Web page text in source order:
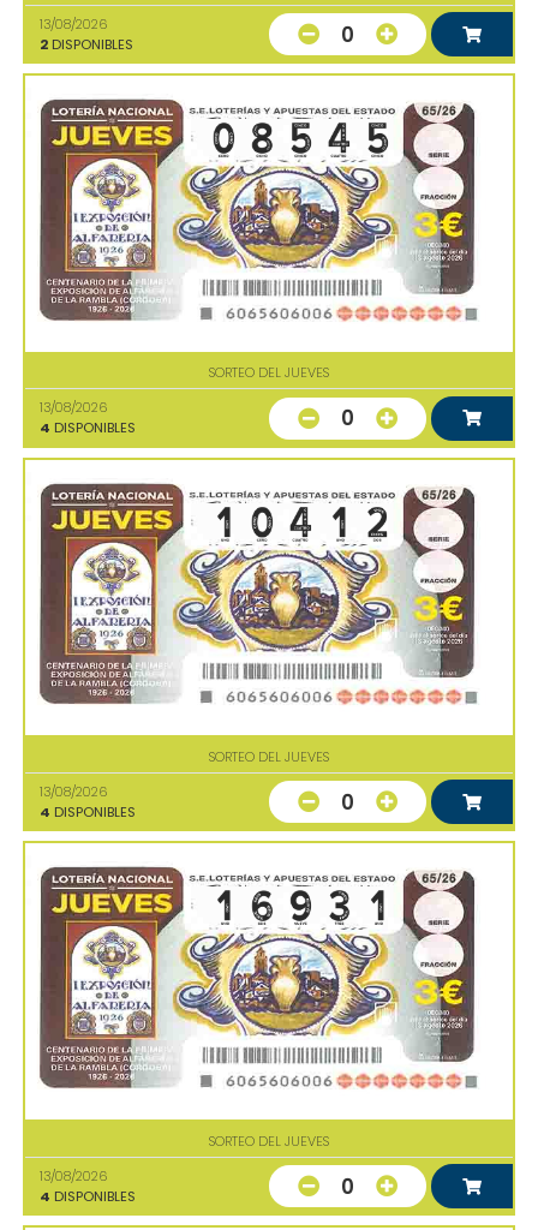
13/08/2026
2 DISPONIBLES 0
SORTEO DEL JUEVES
13/08/2026
4 DISPONIBLES 0
SORTEO DEL JUEVES
13/08/2026
4 DISPONIBLES 0
SORTEO DEL JUEVES
13/08/2026
4 DISPONIBLES 0